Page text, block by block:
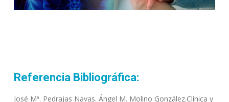
Referencia Bibliográfica:
José Mª. Pedrajas Navas. Ángel M. Molino González.Clínica y